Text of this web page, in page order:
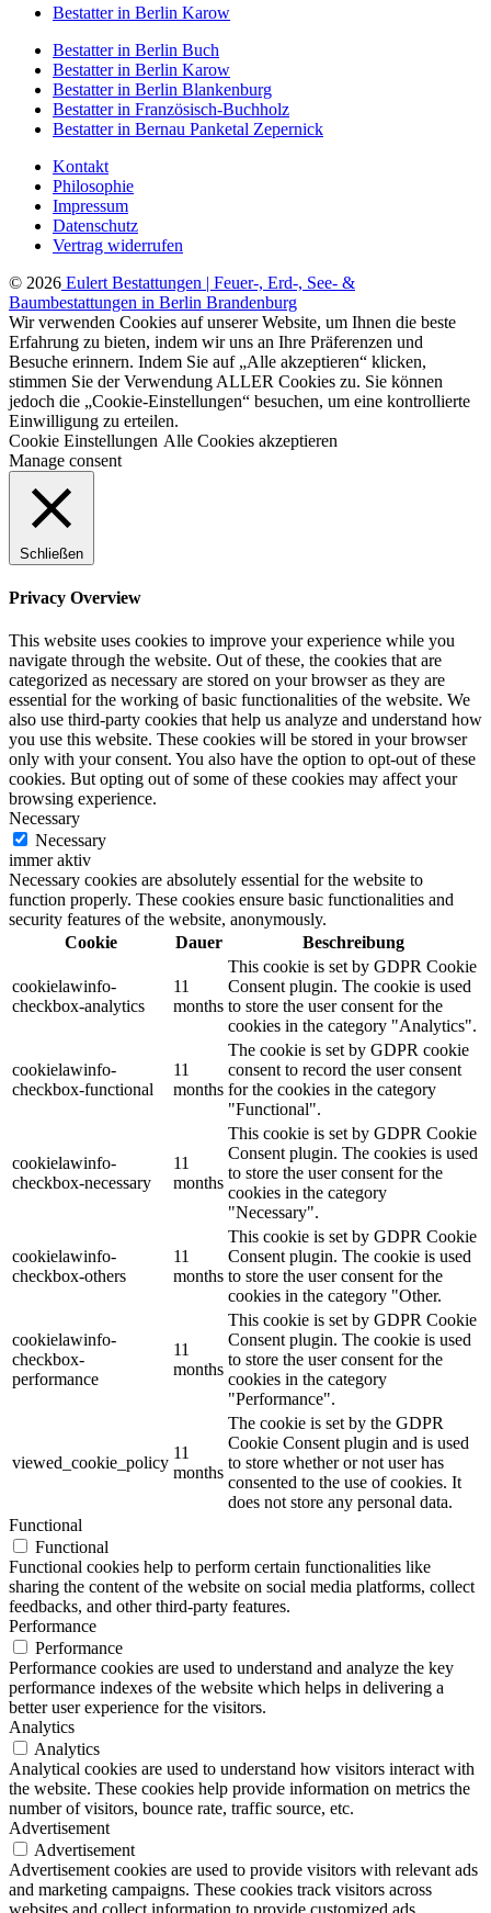
Bestatter in Berlin Karow
Bestatter in Berlin Buch
Bestatter in Berlin Karow
Bestatter in Berlin Blankenburg
Bestatter in Französisch-Buchholz
Bestatter in Bernau Panketal Zepernick
Kontakt
Philosophie
Impressum
Datenschutz
Vertrag widerrufen
© 2026 Eulert Bestattungen | Feuer-, Erd-, See- &
Baumbestattungen in Berlin Brandenburg
Wir verwenden Cookies auf unserer Website, um Ihnen die beste
Erfahrung zu bieten, indem wir uns an Ihre Präferenzen und
Besuche erinnern. Indem Sie auf „Alle akzeptieren“ klicken,
stimmen Sie der Verwendung ALLER Cookies zu. Sie können
jedoch die „Cookie-Einstellungen“ besuchen, um eine kontrollierte
Einwilligung zu erteilen.
Cookie Einstellungen Alle Cookies akzeptieren
Manage consent
Schließen
Privacy Overview
This website uses cookies to improve your experience while you
navigate through the website. Out of these, the cookies that are
categorized as necessary are stored on your browser as they are
essential for the working of basic functionalities of the website. We
also use third-party cookies that help us analyze and understand how
you use this website. These cookies will be stored in your browser
only with your consent. You also have the option to opt-out of these
cookies. But opting out of some of these cookies may affect your
browsing experience.
Necessary
Necessary
immer aktiv
Necessary cookies are absolutely essential for the website to
function properly. These cookies ensure basic functionalities and
security features of the website, anonymously.
Cookie
Dauer Beschreibung
cookielawinfo-
checkbox-analytics
11
months
This cookie is set by GDPR Cookie
Consent plugin. The cookie is used
to store the user consent for the
cookies in the category "Analytics".
cookielawinfo-
checkbox-functional
11
months
The cookie is set by GDPR cookie
consent to record the user consent
for the cookies in the category
"Functional".
cookielawinfo-
checkbox-necessary
11
months
This cookie is set by GDPR Cookie
Consent plugin. The cookies is used
to store the user consent for the
cookies in the category
"Necessary".
cookielawinfo-
checkbox-others
11
months
This cookie is set by GDPR Cookie
Consent plugin. The cookie is used
to store the user consent for the
cookies in the category "Other.
cookielawinfo-
checkbox-
performance
11
months
This cookie is set by GDPR Cookie
Consent plugin. The cookie is used
to store the user consent for the
cookies in the category
"Performance".
viewed_cookie_policy
11
months
The cookie is set by the GDPR
Cookie Consent plugin and is used
to store whether or not user has
consented to the use of cookies. It
does not store any personal data.
Functional
Functional
Functional cookies help to perform certain functionalities like
sharing the content of the website on social media platforms, collect
feedbacks, and other third-party features.
Performance
Performance
Performance cookies are used to understand and analyze the key
performance indexes of the website which helps in delivering a
better user experience for the visitors.
Analytics
Analytics
Analytical cookies are used to understand how visitors interact with
the website. These cookies help provide information on metrics the
number of visitors, bounce rate, traffic source, etc.
Advertisement
Advertisement
Advertisement cookies are used to provide visitors with relevant ads
and marketing campaigns. These cookies track visitors across